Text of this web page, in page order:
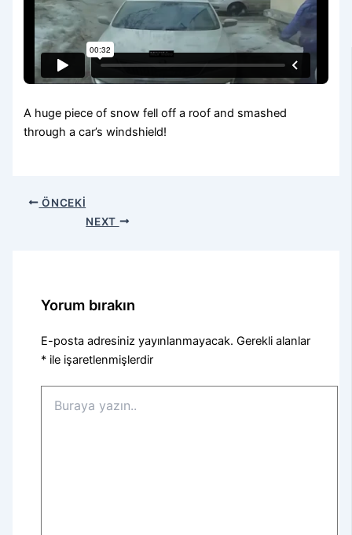
A huge piece of snow fell off a roof and smashed
through a car’s windshield!
ÖNCEKI
NEXT
Yorum bırakın
E-posta adresiniz yayınlanmayacak. Gerekli alanlar
* ile işaretlenmişlerdir
yazın..